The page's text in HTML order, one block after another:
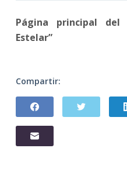
Página principal del
Estelar”
Compartir: